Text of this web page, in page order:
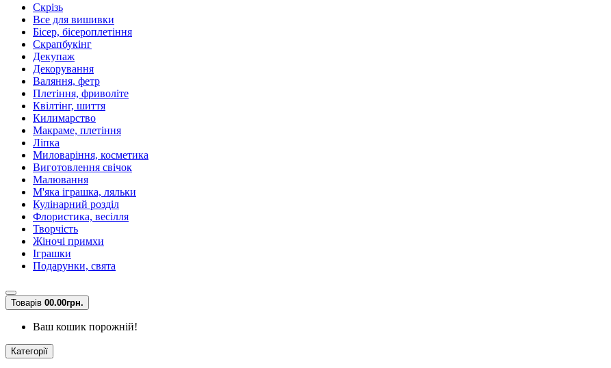
Скрізь
Все для вишивки
Бісер, бісероплетіння
Скрапбукінг
Декупаж
Декорування
Валяння, фетр
Плетіння, фриволіте
Квілтінг, шиття
Килимарство
Макраме, плетіння
Ліпка
Миловаріння, косметика
Виготовлення свічок
Малювання
М'яка іграшка, ляльки
Кулінарний розділ
Флористика, весілля
Творчість
Жіночі примхи
Іграшки
Подарунки, свята
Товарів 00.00грн.
Ваш кошик порожній!
Категорії